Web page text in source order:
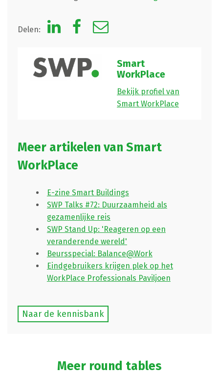
Delen:
Smart
WorkPlace
Bekijk profiel van
Smart WorkPlace
Meer artikelen van Smart
WorkPlace
E-zine Smart Buildings
SWP Talks #72: Duurzaamheid als
gezamenlijke reis
SWP Stand Up: 'Reageren op een
veranderende wereld'
Beursspecial: Balance@Work
Eindgebruikers krijgen plek op het
WorkPlace Professionals Paviljoen
Naar de kennisbank
Meer round tables